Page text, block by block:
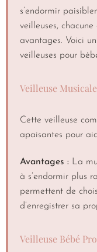
s’endormir
veilleuses,
avantages. Voici
veilleuses pour
Veilleuse
Cette veilleuse
apaisantes pour
Avantages : La
à s’endormir plus
permettent de
d’enregistrer sa
Veilleuse Bébé